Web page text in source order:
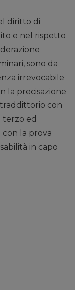
diritto di
e nel rispetto
sono da
irrevocabile
la precisazione
con
terzo ed
con la prova
in capo